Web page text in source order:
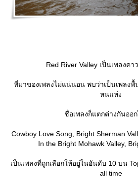
Red River Valley เป็นเพลงค
ที่มาของเพลงไม่แน่นอน พบว่าเป็นเพลง
หนแห่ง
ชื่อเพลงก็แตกต่างกันออ
Cowboy Love Song, Bright Sherman
In the Bright Mohawk Valley,
เป็นเพลงที่ถูกเลือกให้อยู่ในอันดับ 10 บน
all time